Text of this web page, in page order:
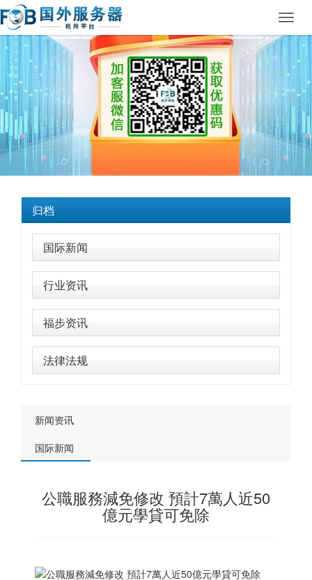
归档
国际新闻
行业资讯
福步资讯
法律法规
新闻资讯
国际新闻
公職服務減免修改 預計7萬人近50
億元學貸可免除